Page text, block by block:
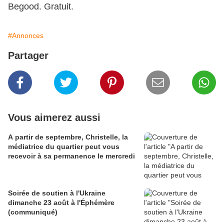
Begood. Gratuit.
#Annonces
Partager
Vous aimerez aussi
A partir de septembre, Christelle, la
médiatrice du quartier peut vous
recevoir à sa permanence le mercredi
Soirée de soutien à l'Ukraine
dimanche 23 août à l'Éphémère
(communiqué)